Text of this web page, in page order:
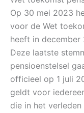
Op 30 mei 2023
voor de Wet
heeft in
Deze laatste
pensioenstelsel
officieel op 1 juli
geldt voor
die in het